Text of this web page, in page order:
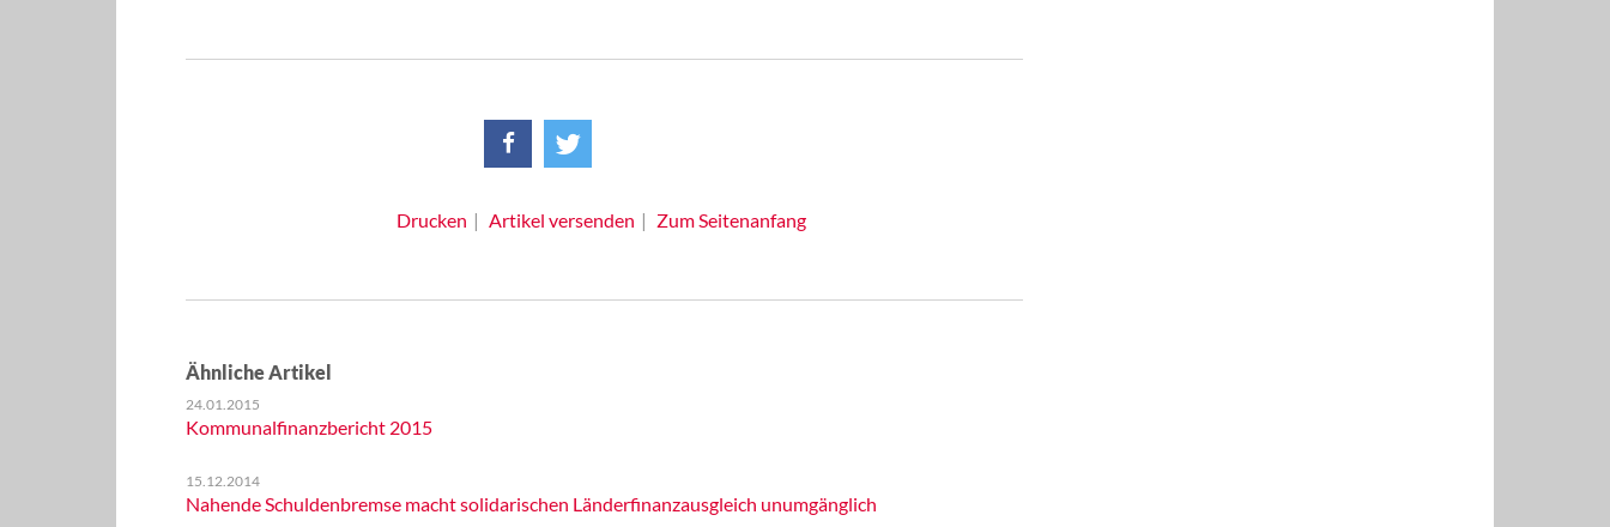
Drucken Artikel versenden Zum Seitenanfang
Ähnliche Artikel
24.01.2015
Kommunalfinanzbericht 2015
15.12.2014
Nahende Schuldenbremse macht solidarischen Länderfinanzausgleich unumgänglich